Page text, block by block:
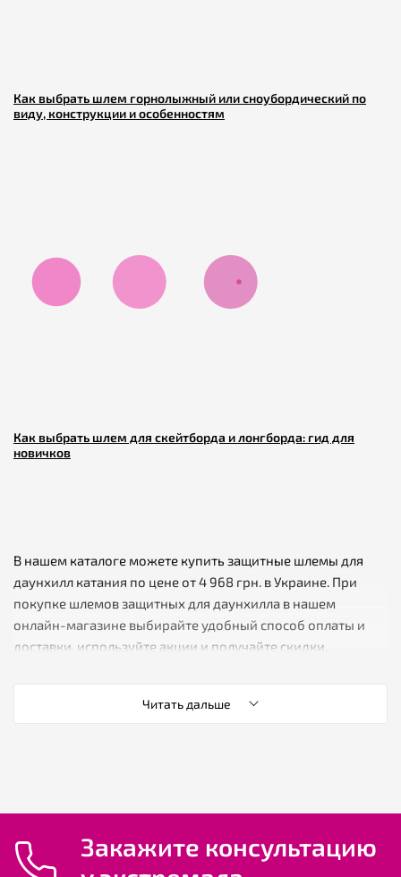
Как выбрать шлем горнолыжный или сноубордический по
виду, конструкции и особенностям
Как выбрать шлем для скейтборда и лонгборда: гид для
новичков
В нашем каталоге можете купить защитные шлемы для
даунхилл катания по цене от 4 968 грн. в Украине. При
покупке шлемов защитных для даунхилла в нашем
онлайн-магазине выбирайте удобный способ оплаты и
доставки, используйте акции и получайте скидки.
Читать дальше
Закажите консультацию